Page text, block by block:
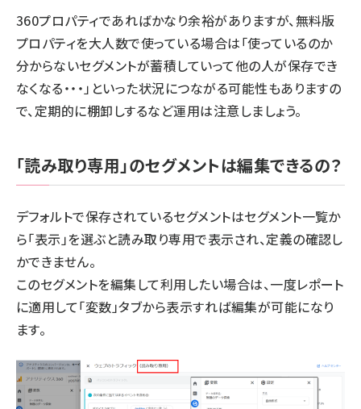
360プロパティであればかなり余裕がありますが、無料版
プロパティを大人数で使っている場合は「使っているのか
分からないセグメントが蓄積していって他の人が保存でき
なくなる・・・」といった状況につながる可能性もありますの
で、定期的に棚卸しするなど運用は注意しましょう。
「読み取り専用」のセグメントは編集できるの？
デフォルトで保存されているセグメントはセグメント一覧か
ら「表示」を選ぶと読み取り専用で表示され、定義の確認し
かできません。
このセグメントを編集して利用したい場合は、一度レポート
に適用して「変数」タブから表示すれば編集が可能になり
ます。